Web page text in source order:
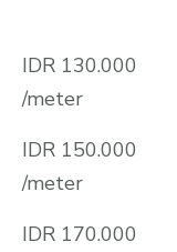
IDR 130.000
/meter
IDR 150.000
/meter
IDR 170.000